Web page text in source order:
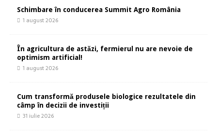
Schimbare în conducerea Summit Agro România
1 august 2026
În agricultura de astăzi, fermierul nu are nevoie de
optimism artificial!
1 august 2026
Cum transformă produsele biologice rezultatele din
câmp în decizii de investiții
31 iulie 2026